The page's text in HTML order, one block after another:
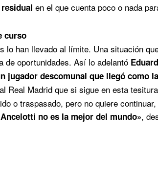
en el que cuenta poco o nada
curso
lo han llevado al límite. Una situación
de oportunidades. Así lo adelantó
jugador descomunal que llegó como
Real Madrid que si sigue en esta
o traspasado, pero no quiere
no es la mejor del mundo»,